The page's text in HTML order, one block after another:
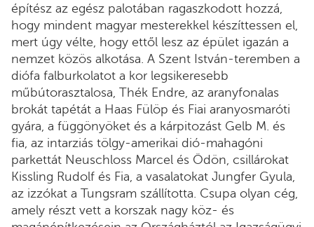
építész az egész palotában ragaszkodott hozzá,
hogy mindent magyar mesterekkel készíttessen el,
mert úgy vélte, hogy ettől lesz az épület igazán a
nemzet közös alkotása. A Szent István-teremben a
diófa falburkolatot a kor legsikeresebb
műbútorasztalosa, Thék Endre, az aranyfonalas
brokát tapétát a Haas Fülöp és Fiai aranyosmaróti
gyára, a függönyöket és a kárpitozást Gelb M. és
fia, az intarziás tölgy-amerikai dió-mahagóni
parkettát Neuschloss Marcel és Ödön, csillárokat
Kissling Rudolf és Fia, a vasalatokat Jungfer Gyula,
az izzókat a Tungsram szállította. Csupa olyan cég,
amely részt vett a korszak nagy köz- és